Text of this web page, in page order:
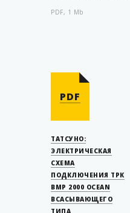
PDF, 1 Mb
PDF
ТАТСУНО:
ЭЛЕКТРИЧЕСКАЯ
СХЕМА
ПОДКЛЮЧЕНИЯ ТРК
BMP 2000 OCEAN
ВСАСЫВАЮЩЕГО
ТИПА